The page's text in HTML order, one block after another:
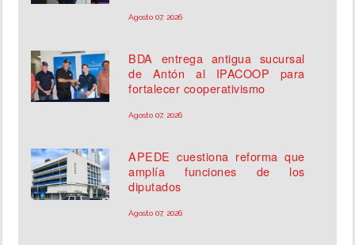
Agosto 07, 2026
BDA entrega antigua sucursal
de Antón al IPACOOP para
fortalecer cooperativismo
Agosto 07, 2026
APEDE cuestiona reforma que
amplía funciones de los
diputados
Agosto 07, 2026